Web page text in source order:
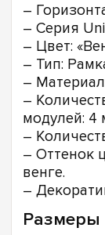
–
– Серия
– Цвет:
– Тип:
–
–
модулей: 4
–
– Оттенок
венге.
–
Размеры